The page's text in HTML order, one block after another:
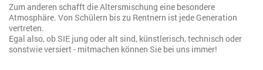
Zum anderen schafft die Altersmischung eine besondere
Atmosphäre. Von Schülern bis zu Rentnern ist jede Generation
vertreten.
Egal also, ob SIE jung oder alt sind, künstlerisch, technisch oder
sonstwie versiert - mitmachen können Sie bei uns immer!